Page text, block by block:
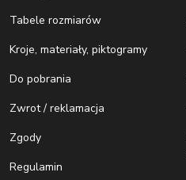
Tabele rozmiarów
Kroje, materiały, piktogramy
Do pobrania
Zwrot / reklamacja
Zgody
Regulamin